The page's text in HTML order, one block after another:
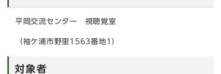
平岡交流センター 視聴覚室
（袖ケ浦市野里1563番地1）
対象者